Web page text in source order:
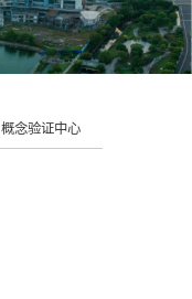
概念验证中心